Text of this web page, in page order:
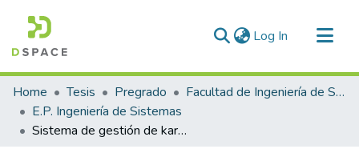
Log In (current)
Communities & Collections
All of DSpace
Statistics
Home Tesis Pregrado
Facultad de Ingeniería de Sistemas
E.P. Ingeniería de Sistemas
Sistema de gestión de kardex y estadística para mejorar las ventas de la Pollería el Pollon Juliaca 2024